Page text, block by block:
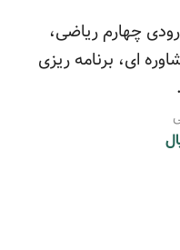
ی تابستان 1392 ورودی چهارم ریاضی،
ای، برنامه ریزی